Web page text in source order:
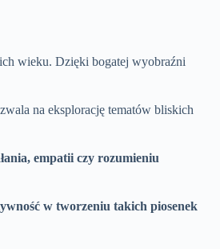
wieku. Dzięki bogatej wyobraźni
na eksplorację tematów bliskich
empatii czy rozumieniu
w tworzeniu takich piosenek